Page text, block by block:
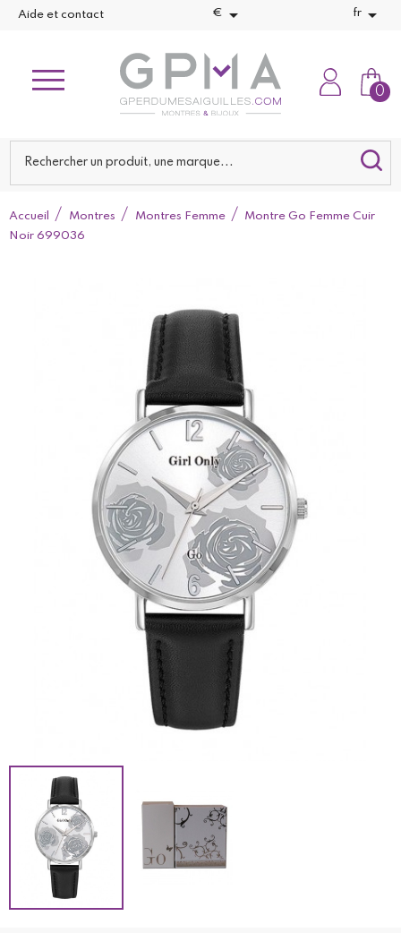
Aide et contact €  fr 
0
Accueil Montres Montres Femme
Montre Go Femme Cuir
Noir 699036